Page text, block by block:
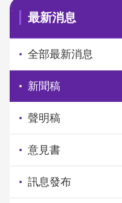
:::
最新消息
全部最新消息
新聞稿
聲明稿
意見書
訊息發布